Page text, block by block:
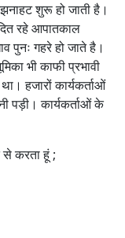
शुरू हो जाती है।
रहे आपातकाल
पुनः गहरे हो जाते है।
भी काफी प्रभावी
हजारों कार्यकर्ताओं
पड़ी। कार्यकर्ताओं के
करता हूं ;